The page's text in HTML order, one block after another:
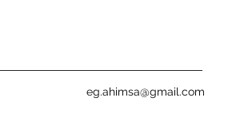
eg.ahimsa@gmail.com